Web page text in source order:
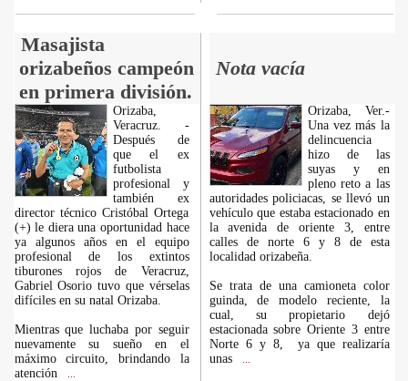
Masajista
orizabeños campeón
en primera división.
Nota vacía
Orizaba,
Veracruz. -
Después de
que el ex
futbolista
profesional y
también ex
director técnico Cristóbal Ortega
(+) le diera una oportunidad hace
ya algunos años en el equipo
profesional de los extintos
tiburones rojos de Veracruz,
Gabriel Osorio tuvo que vérselas
difíciles en su natal Orizaba.
Mientras que luchaba por seguir
nuevamente su sueño en el
máximo circuito, brindando la
atención
Orizaba, Ver.-
Una vez más la
delincuencia
hizo de las
suyas y en
pleno reto a las
autoridades policiacas, se llevó un
vehículo que estaba estacionado en
la avenida de oriente 3, entre
calles de norte 6 y 8 de esta
localidad orizabeña.
Se trata de una camioneta color
guinda, de modelo reciente, la
cual, su propietario dejó
estacionada sobre Oriente 3 entre
Norte 6 y 8, ya que realizaría
unas